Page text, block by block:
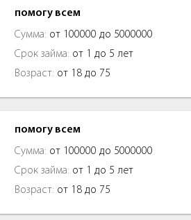
помогу всем
Сумма: от 100000 до 5000000
Срок займа: от 1 до 5 лет
Возраст: от 18 до 75
помогу всем
Сумма: от 100000 до 5000000
Срок займа: от 1 до 5 лет
Возраст: от 18 до 75